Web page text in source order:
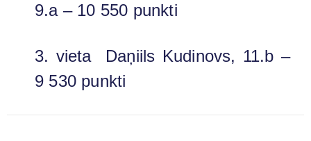
9.a – 10 550 punkti
3. vieta Daņiils Kudinovs, 11.b –
9 530 punkti